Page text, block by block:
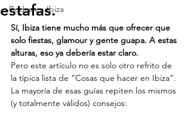
Bodas en Ibiza
estafas.
Sí, Ibiza tiene mucho más que ofrecer que
solo fiestas, glamour y gente guapa. A estas
alturas, eso ya debería estar claro.
Pero este artículo no es solo otro refrito de
la típica lista de “Cosas que hacer en Ibiza”.
La mayoría de esas guías repiten los mismos
(y totalmente válidos) consejos: